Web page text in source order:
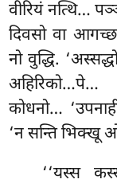
वीरियं नत्थि…
दिवसो वा
नो वुद्धि.
अहिरिको…पे…
कोधनो…
‘न सन्ति भिक्खू
‘‘यस्स